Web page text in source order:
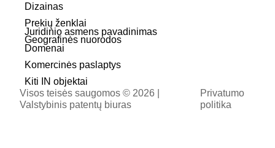
Dizainas
Prekių ženklai
Geografinės nuorodos
Juridinio asmens pavadinimas
Domenai
Komercinės paslaptys
Kiti IN objektai
Visos teisės saugomos © 2026 |
Valstybinis patentų biuras
Privatumo
politika